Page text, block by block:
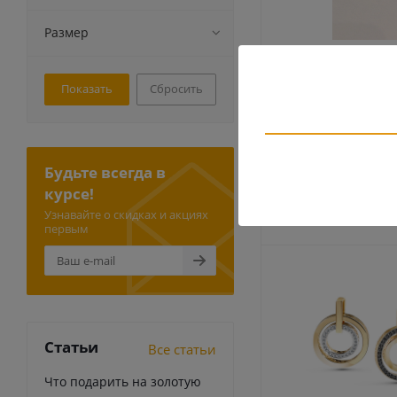
80 360руб.
Размер
Сбросить
Будьте всегда в
курсе!
Узнавайте о скидках и акциях
первым
Статьи Все статьи
Что подарить на золотую